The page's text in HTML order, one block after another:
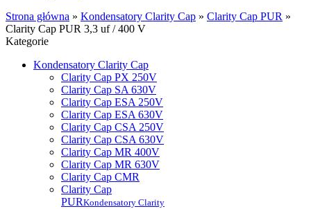
Strona główna » Kondensatory Clarity Cap » Clarity Cap PUR »
Clarity Cap PUR 3,3 uf / 400 V
Kategorie
Kondensatory Clarity Cap
Clarity Cap PX 250V
Clarity Cap SA 630V
Clarity Cap ESA 250V
Clarity Cap ESA 630V
Clarity Cap CSA 250V
Clarity Cap CSA 630V
Clarity Cap MR 400V
Clarity Cap MR 630V
Clarity Cap CMR
Clarity Cap
PURKondensatory Clarity